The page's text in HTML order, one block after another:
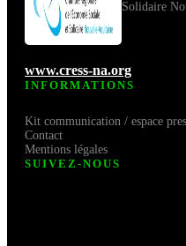
Solidaire
www.cress-na.org
INFORMATIONS
Kit communication / espace
Contact
Mentions légales
SUIVEZ-NOUS